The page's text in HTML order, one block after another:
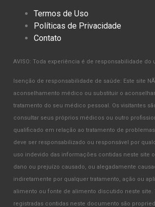
Termos de Uso
Políticas de Privacidade
Contato
AVISO: Toda experiência é de responsabilidade do
Isenção de responsabilidade de saúde: Este site
aconselhamento médico ou substituir o
tratamento do seu médico pessoal. Os visitantes
consultar seus próprios médicos ou outro
qualificado em relação ao tratamento de
deve ser responsabilizado ou responsável por
uso indevido das informações contidas neste site
dano ou prejuízo causado, ou alegadamente
indiretamente por qualquer tratamento, ação ou
alimento ou fonte de alimento discutido neste site.
registradas contidas neste documento são